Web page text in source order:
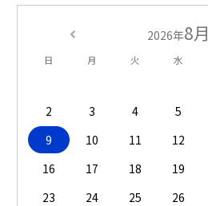
2026年8月
日 月 火 水
2
3 4 5
9
10 11 12
16
17 18 19
23
24 25 26